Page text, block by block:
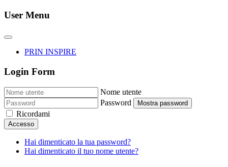
User Menu
PRIN INSPIRE
Login Form
Nome utente
Password
Mostra password
Ricordami
Accesso
Hai dimenticato la tua password?
Hai dimenticato il tuo nome utente?